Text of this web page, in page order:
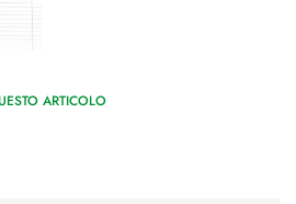
ARTICOLO